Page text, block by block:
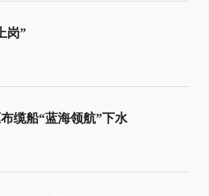
岗”
缆船“蓝海领航”下水